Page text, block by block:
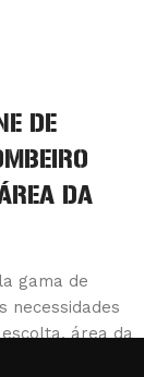
DE
DA
gama de
necessidades
área da